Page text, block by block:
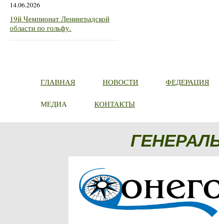
14.06.2026
19й Чемпионат Ленинградской
области по гольфу.
ГЛАВНАЯ НОВОСТИ ФЕДЕРАЦИЯ
МЕДИА КОНТАКТЫ